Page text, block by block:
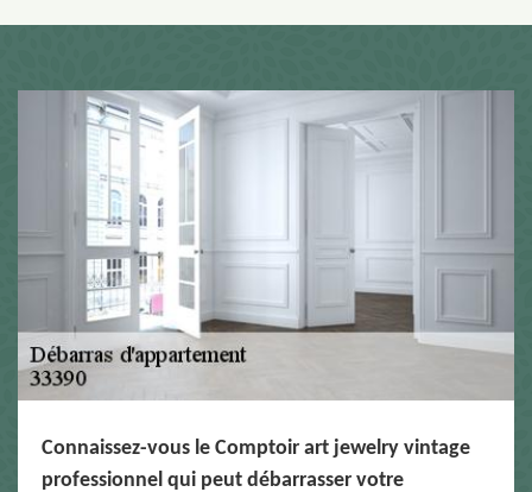
Connaissez-vous le Comptoir art jewelry vintage
professionnel qui peut débarrasser votre